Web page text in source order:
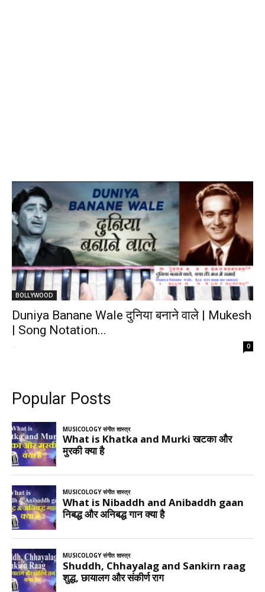
BOLLYWOOD
Duniya Banane Wale दुनिया बनाने वाले | Mukesh
| Song Notation...
- 0
Popular Posts